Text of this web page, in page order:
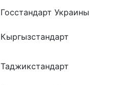
Госстандарт Украины
Кыргызстандарт
Таджикстандарт